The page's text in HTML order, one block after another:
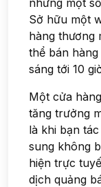
nhưng một
Sở hữu một
hàng thương
thể bán
sáng tới 10
Một cửa
tăng trưởng
là khi bạn
sung không
hiện trực
dịch quảng